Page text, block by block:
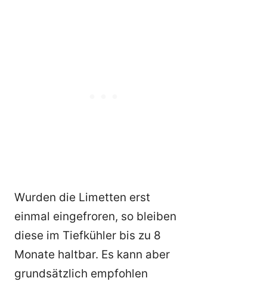
Wurden die Limetten erst
einmal eingefroren, so bleiben
diese im Tiefkühler bis zu 8
Monate haltbar. Es kann aber
grundsätzlich empfohlen